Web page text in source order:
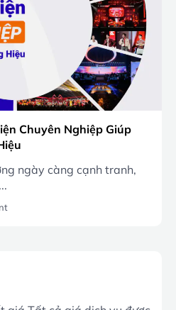
Chuyên Nghiệp Giúp
ngày càng cạnh tranh,